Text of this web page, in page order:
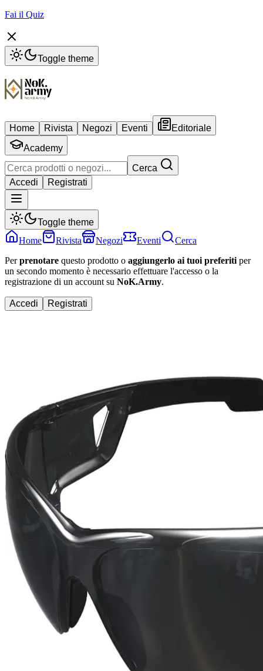
Fai il Quiz
Toggle theme
Home Rivista Negozi Eventi
Editoriale
Academy
Cerca
Accedi
Registrati
Toggle theme
Home
Rivista Negozi Eventi
Cerca
Perprenotare questo prodotto o aggiungerlo ai tuoi preferiti per
un secondo momento è necessario effettuare l'accesso o la
registrazione di un account su NoK.Army.
Accedi Registrati